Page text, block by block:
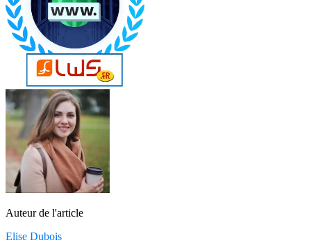
Auteur de l'article
Elise Dubois